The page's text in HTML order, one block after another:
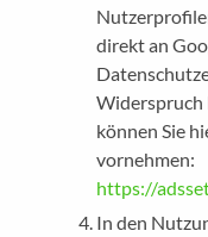
direkt an
Widerspruch
können Sie
vornehmen:
https://
In den